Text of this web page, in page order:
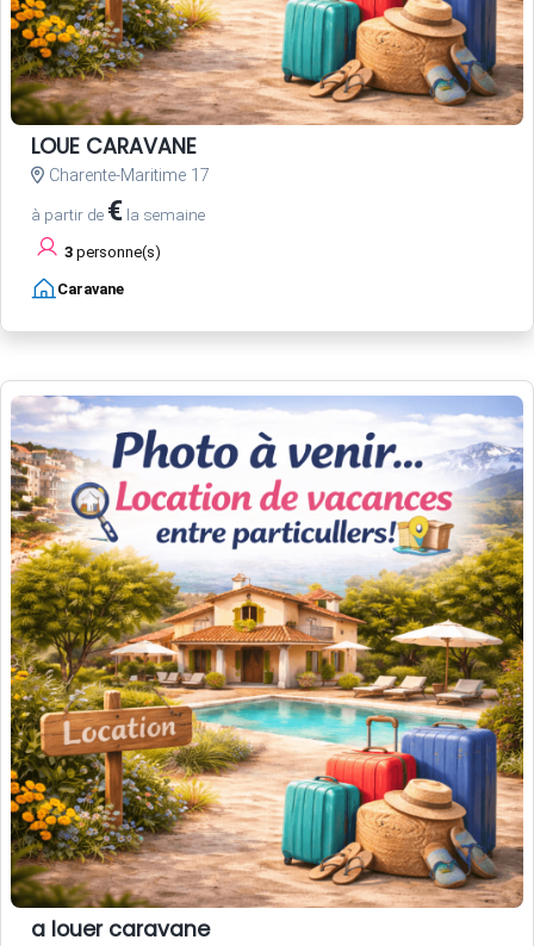
LOUE CARAVANE
Charente-Maritime 17
à partir de € la semaine
3 personne(s)
Caravane
a louer caravane